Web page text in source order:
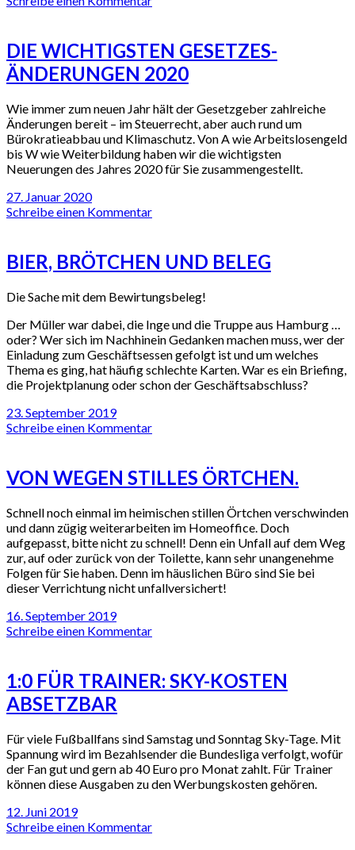
DIE WICHTIGSTEN GESETZES-
ÄNDERUNGEN 2020
Wie immer zum neuen Jahr hält der Gesetzgeber zahlreiche
Änderungen bereit – im Steuerrecht, aber auch rund um
Bürokratieabbau und Klimaschutz. Von A wie Arbeitslosengeld
bis W wie Weiterbildung haben wir die wichtigsten
Neuerungen des Jahres 2020 für Sie zusammengestellt.
27. Januar 2020
Schreibe einen Kommentar
BIER, BRÖTCHEN UND BELEG
Die Sache mit dem Bewirtungsbeleg!
Der Müller war dabei, die Inge und die Truppe aus Hamburg …
oder? Wer sich im Nachhinein Gedanken machen muss, wer der
Einladung zum Geschäftsessen gefolgt ist und um welches
Thema es ging, hat häufig schlechte Karten. War es ein Briefing,
die Projektplanung oder schon der Geschäftsabschluss?
23. September 2019
Schreibe einen Kommentar
VON WEGEN STILLES ÖRTCHEN.
Schnell noch einmal im heimischen stillen Örtchen verschwinden
und dann zügig weiterarbeiten im Homeoffice. Doch
aufgepasst, bitte nicht zu schnell! Denn ein Unfall auf dem Weg
zur, auf oder zurück von der Toilette, kann sehr unangenehme
Folgen für Sie haben. Denn im häuslichen Büro sind Sie bei
dieser Verrichtung nicht unfallversichert!
16. September 2019
Schreibe einen Kommentar
1:0 FÜR TRAINER: SKY-KOSTEN
ABSETZBAR
Für viele Fußballfans sind Samstag und Sonntag Sky-Tage. Mit
Spannung wird im Bezahlsender die Bundesliga verfolgt, wofür
der Fan gut und gern ab 40 Euro pro Monat zahlt. Für Trainer
können diese Ausgaben zu den Werbungskosten gehören.
12. Juni 2019
Schreibe einen Kommentar